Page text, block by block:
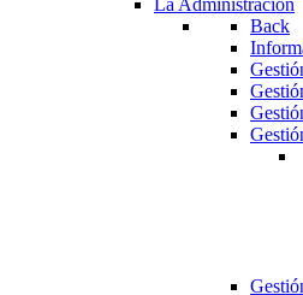
La Administración
Back